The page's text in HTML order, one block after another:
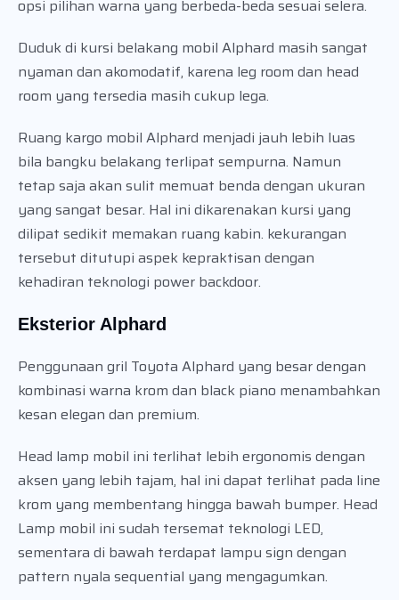
opsi pilihan warna yang berbeda-beda sesuai selera.
Duduk di kursi belakang mobil Alphard masih sangat
nyaman dan akomodatif, karena leg room dan head
room yang tersedia masih cukup lega.
Ruang kargo mobil Alphard menjadi jauh lebih luas
bila bangku belakang terlipat sempurna. Namun
tetap saja akan sulit memuat benda dengan ukuran
yang sangat besar. Hal ini dikarenakan kursi yang
dilipat sedikit memakan ruang kabin. kekurangan
tersebut ditutupi aspek kepraktisan dengan
kehadiran teknologi power backdoor.
Eksterior Alphard
Penggunaan gril Toyota Alphard yang besar dengan
kombinasi warna krom dan black piano menambahkan
kesan elegan dan premium.
Head lamp mobil ini terlihat lebih ergonomis dengan
aksen yang lebih tajam, hal ini dapat terlihat pada line
krom yang membentang hingga bawah bumper. Head
Lamp mobil ini sudah tersemat teknologi LED,
sementara di bawah terdapat lampu sign dengan
pattern nyala sequential yang mengagumkan.